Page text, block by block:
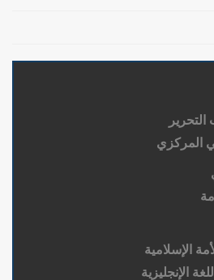
المركزي
الإسلامية
الإنجليزية